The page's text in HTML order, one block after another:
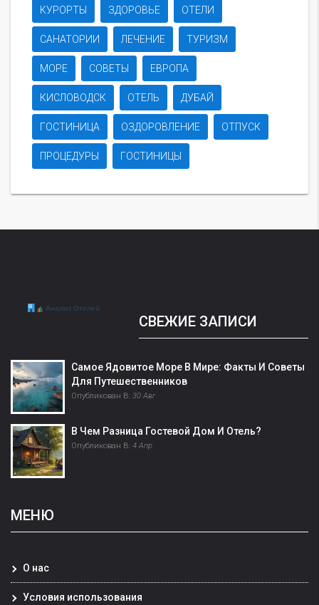
КУРОРТЫ ЗДОРОВЬЕ ОТЕЛИ
САНАТОРИИ ЛЕЧЕНИЕ ТУРИЗМ
МОРЕ СОВЕТЫ ЕВРОПА
КИСЛОВОДСК ОТЕЛЬ ДУБАЙ
ГОСТИНИЦА ОЗДОРОВЛЕНИЕ ОТПУСК
ПРОЦЕДУРЫ ГОСТИНИЦЫ
СВЕЖИЕ ЗАПИСИ
Самое Ядовитое Море В Мире: Факты И Советы
Для Путешественников
Опубликован В: 30 Авг
В Чем Разница Гостевой Дом И Отель?
Опубликован В: 4 Апр
МЕНЮ
О нас
Условия использования